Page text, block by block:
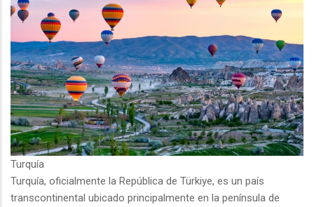
Turquía
Turquía, oficialmente la República de Türkiye, es un país
transcontinental ubicado principalmente en la península de